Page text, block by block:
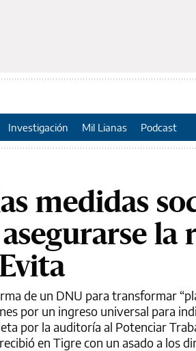
Investigación Mil Lianas Podcast
medidas
la
de un DNU para transformar
por un ingreso universal para
por la auditoría al Potenciar
en Tigre con un asado a los